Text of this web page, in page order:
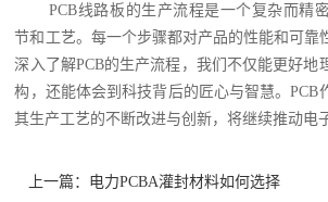
PCB线路板的生产流程是一个复杂而精
节和工艺。每一个步骤都对产品的性能和可靠
深入了解PCB的生产流程，我们不仅能更好地
构，还能体会到科技背后的匠心与智慧。PCB
其生产工艺的不断改进与创新，将继续推动电
上一篇： 电力PCBA灌封材料如何选择